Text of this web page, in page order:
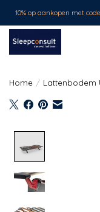
10% op aankopen met
Home / Lattenbodem